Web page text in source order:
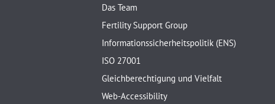
Das Team
Fertility Support Group
Informationssicherheitspolitik (ENS)
ISO 27001
Gleichberechtigung und Vielfalt
Web-Accessibility